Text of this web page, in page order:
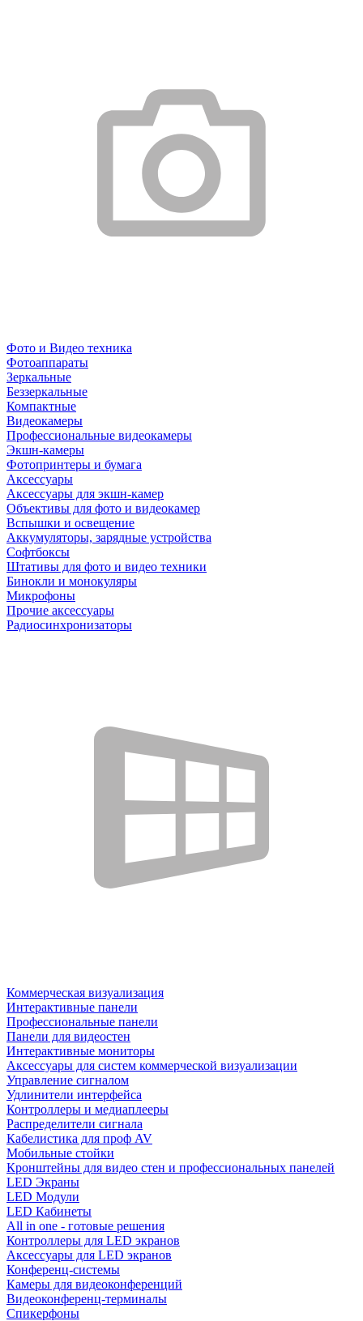
Фото и Видео техника
Фотоаппараты
Зеркальные
Беззеркальные
Компактные
Видеокамеры
Профессиональные видеокамеры
Экшн-камеры
Фотопринтеры и бумага
Аксессуары
Аксессуары для экшн-камер
Объективы для фото и видеокамер
Вспышки и освещение
Аккумуляторы, зарядные устройства
Софтбоксы
Штативы для фото и видео техники
Бинокли и монокуляры
Микрофоны
Прочие аксессуары
Радиосинхронизаторы
Коммерческая визуализация
Интерактивные панели
Профессиональные панели
Панели для видеостен
Интерактивные мониторы
Аксессуары для систем коммерческой визуализации
Управление сигналом
Удлинители интерфейса
Контроллеры и медиаплееры
Распределители сигнала
Кабелистика для проф AV
Мобильные стойки
Кронштейны для видео стен и профессиональных панелей
LED Экраны
LED Модули
LED Кабинеты
All in one - готовые решения
Контроллеры для LED экранов
Аксессуары для LED экранов
Конференц-системы
Камеры для видеоконференций
Видеоконференц-терминалы
Спикерфоны